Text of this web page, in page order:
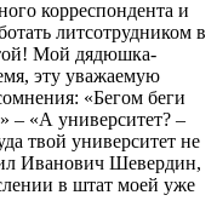
корреспондента и
литсотрудником в
Мой дядюшка-
эту уважаемую
«Бегом беги
– «А университет? –
твой университет не
Иванович Шевердин,
в штат моей уже